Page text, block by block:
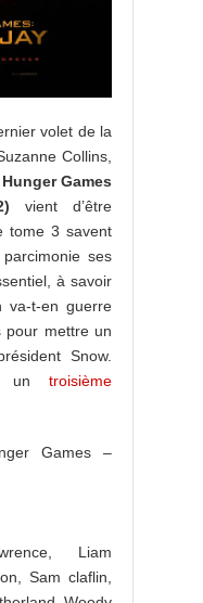
volet de la
Collins,
Hunger Games
vient d’être
tome 3 savent
ses
à savoir
va-t-en guerre
pour mettre un
Snow.
un
troisième
Games –
Liam
Sam claflin,